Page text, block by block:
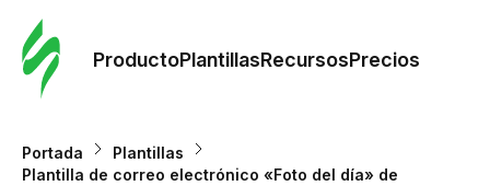
ProductoPlantillasRecursosPrecios
Portada
Plantillas
Plantilla de correo electrónico «Foto del día» de